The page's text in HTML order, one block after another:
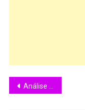
Análise “Procurado” (1997)